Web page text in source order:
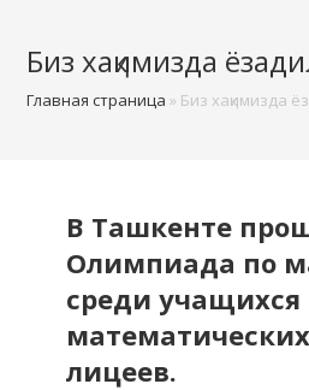
Биз хақимизда
Главная страница » Биз хақимизда
В Ташкенте
Олимпиада по
среди учащихся
лицеев.